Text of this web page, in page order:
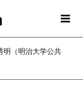
明（明治大学公共